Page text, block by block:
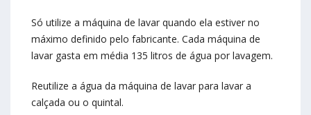
Só utilize a máquina de lavar quando ela estiver no
máximo definido pelo fabricante. Cada máquina de
lavar gasta em média 135 litros de água por lavagem.
Reutilize a água da máquina de lavar para lavar a
calçada ou o quintal.